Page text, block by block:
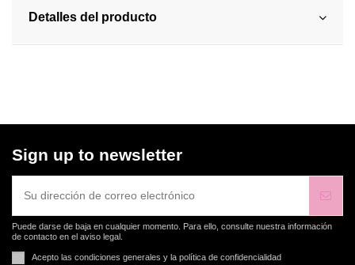
Detalles del producto
Sign up to newsletter
Puede darse de baja en cualquier momento. Para ello, consulte nuestra información
de contacto en el aviso legal.
Acepto las condiciones generales y la política de confidencialidad